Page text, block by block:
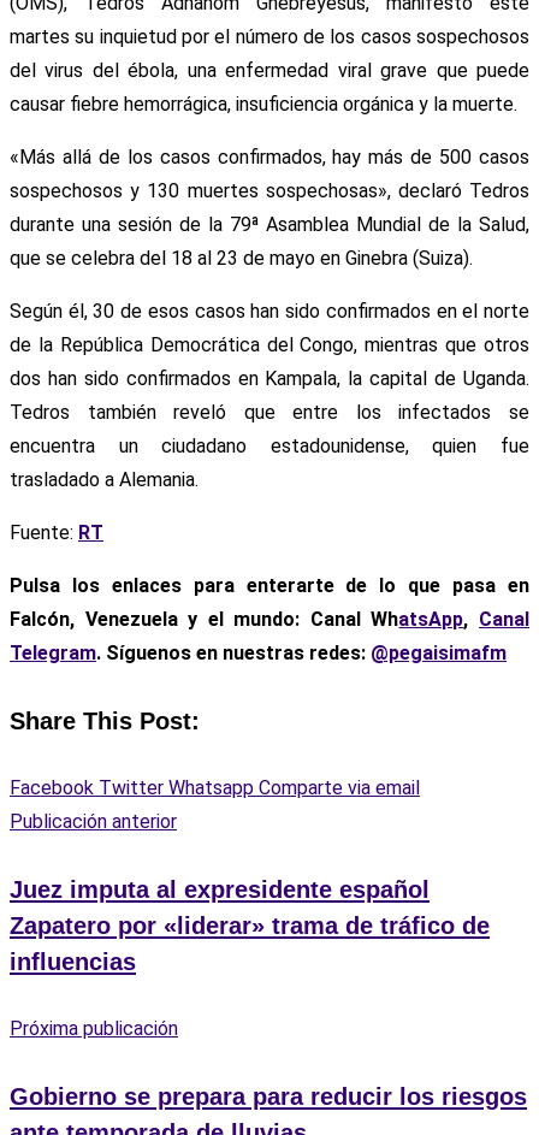
martes su inquietud por el número de los casos sospechosos
del virus del ébola, una enfermedad viral grave que puede
causar fiebre hemorrágica, insuficiencia orgánica y la muerte.
«Más allá de los casos confirmados, hay más de 500 casos
sospechosos y 130 muertes sospechosas», declaró Tedros
durante una sesión de la 79ª Asamblea Mundial de la Salud,
que se celebra del 18 al 23 de mayo en Ginebra (Suiza).
Según él, 30 de esos casos han sido confirmados en el norte
de la República Democrática del Congo, mientras que otros
dos han sido confirmados en Kampala, la capital de Uganda.
Tedros también reveló que entre los infectados se
encuentra un ciudadano estadounidense, quien fue
trasladado a Alemania.
Fuente: RT
Pulsa los enlaces para enterarte de lo que pasa en
Falcón, Venezuela y el mundo: Canal WhatsApp, Canal
Telegram. Síguenos en nuestras redes: @pegaisimafm
Share This Post:
Facebook Twitter Whatsapp Comparte via email
Publicación anterior
Juez imputa al expresidente español
Zapatero por «liderar» trama de tráfico de
influencias
Próxima publicación
Gobierno se prepara para reducir los riesgos